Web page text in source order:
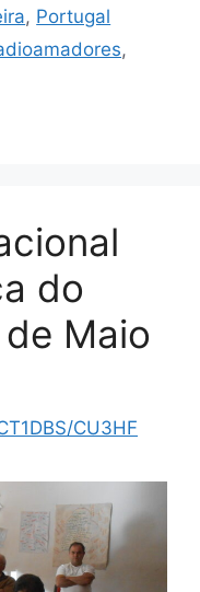
, Portugal
,
do
Maio
CU3HF